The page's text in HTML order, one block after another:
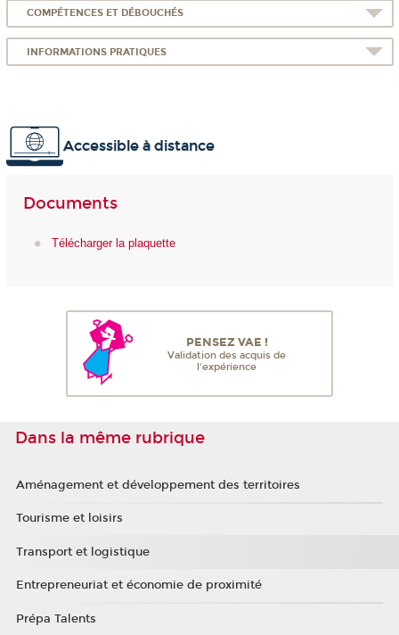
COMPÉTENCES ET DÉBOUCHÉS
INFORMATIONS PRATIQUES
Accessible à distance
Documents
Télécharger la plaquette
PENSEZ VAE !
Validation des acquis de
l'expérience
Dans la même rubrique
Aménagement et développement des territoires
Tourisme et loisirs
Transport et logistique
Entrepreneuriat et économie de proximité
Prépa Talents